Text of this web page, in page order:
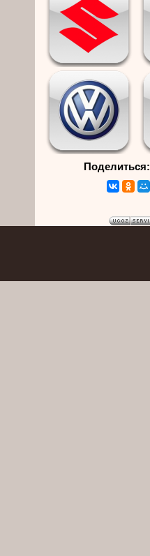
Поделиться: